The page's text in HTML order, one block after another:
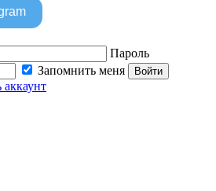
Пароль
Запомнить меня
Войти
аккаунт